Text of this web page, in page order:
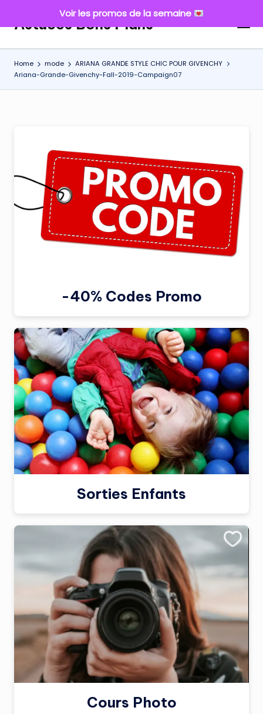
Skip
content
Astuces Bons Plans
Home mode
ARIANA GRANDE STYLE CHIC POUR GIVENCHY
Ariana-Grande-Givenchy-Fall-2019-Campaign07
-40% Codes Promo
Sorties Enfants
Cours Photo
Voir les promos de la semaine